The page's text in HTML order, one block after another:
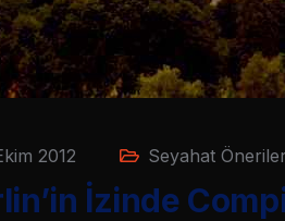
2012 Seyahat
İzinde